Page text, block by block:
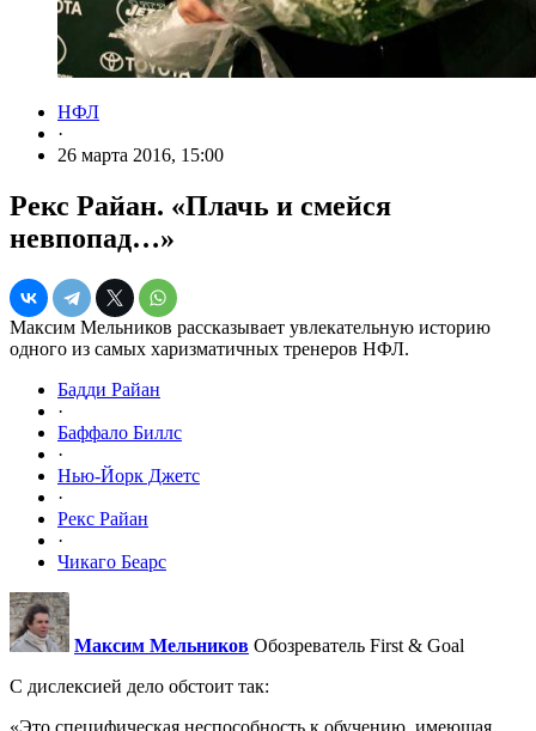
НФЛ
·
26 марта 2016, 15:00
Рекс Райан. «Плачь и смейся
невпопад…»
Максим Мельников рассказывает увлекательную историю
одного из самых харизматичных тренеров НФЛ.
Бадди Райан
·
Баффало Биллс
·
Нью-Йорк Джетс
·
Рекс Райан
·
Чикаго Беарс
Максим Мельников Обозреватель First & Goal
С дислексией дело обстоит так:
«Это специфическая неспособность к обучению, имеющая